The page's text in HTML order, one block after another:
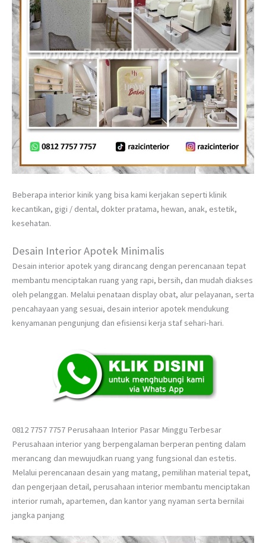
Beberapa interior kinik yang bisa kami kerjakan seperti klinik
kecantikan, gigi / dental, dokter pratama, hewan, anak, estetik,
kesehatan.
Desain Interior Apotek Minimalis
Desain interior apotek yang dirancang dengan perencanaan tepat
membantu menciptakan ruang yang rapi, bersih, dan mudah diakses
oleh pelanggan. Melalui penataan display obat, alur pelayanan, serta
pencahayaan yang sesuai, desain interior apotek mendukung
kenyamanan pengunjung dan efisiensi kerja staf sehari-hari.
0812 7757 7757 Perusahaan Interior Pasar Minggu Terbesar
Perusahaan interior yang berpengalaman berperan penting dalam
merancang dan mewujudkan ruang yang fungsional dan estetis.
Melalui perencanaan desain yang matang, pemilihan material tepat,
dan pengerjaan detail, perusahaan interior membantu menciptakan
interior rumah, apartemen, dan kantor yang nyaman serta bernilai
jangka panjang